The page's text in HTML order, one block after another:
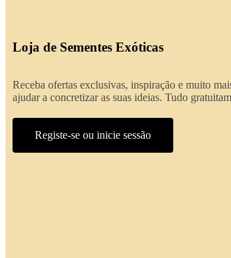
Loja de Sementes Exóticas
Receba ofertas exclusivas, inspiração e muito
ajudar a concretizar as suas ideias. Tudo
Registe-se ou inicie sessão